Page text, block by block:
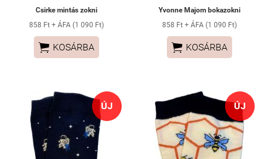
Csirke mintás zokni
858 Ft + ÁFA (1 090 Ft)
 KOSÁRBA
Yvonne Majom bokazokni
858 Ft + ÁFA (1 090 Ft)
 KOSÁRBA
ÚJ ÚJ